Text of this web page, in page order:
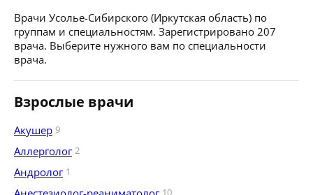
Врачи Усолье-Сибирского (Иркутская область) по
группам и специальностям. Зарегистрировано 207
врача. Выберите нужного вам по специальности
врача.
Взрослые врачи
Акушер 9
Аллерголог 2
Андролог 1
10